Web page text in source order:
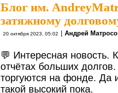
Блог им.
затяжному
20 октября 2023, 05:02 Андрей
💬 Интересная новость.
отчётах больших
торгуются на фонде. Да
такой высокий пока.